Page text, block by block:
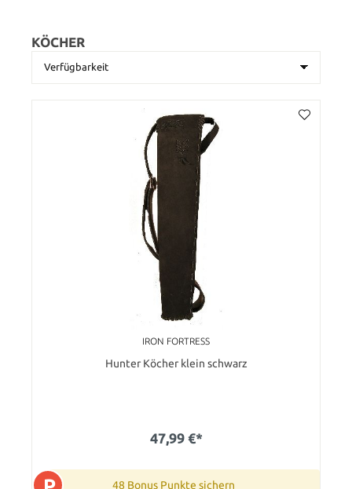
KÖCHER
IRON FORTRESS
Hunter Köcher klein schwarz
47,99 €*
48 Bonus Punkte sichern